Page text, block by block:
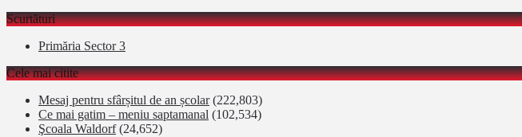
Scurtături
Primăria Sector 3
Cele mai citite
Mesaj pentru sfârșitul de an școlar (222,803)
Ce mai gatim – meniu saptamanal (102,534)
Şcoala Waldorf (24,652)